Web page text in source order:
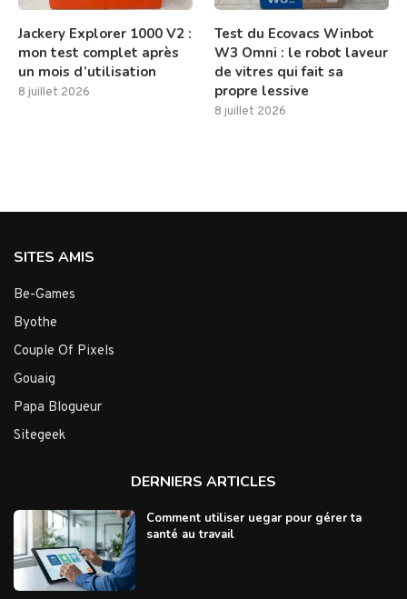
Jackery Explorer 1000 V2 :
mon test complet après
un mois d’utilisation
8 juillet 2026
Test du Ecovacs Winbot
W3 Omni : le robot laveur
de vitres qui fait sa
propre lessive
8 juillet 2026
SITES AMIS
Be-Games
Byothe
Couple Of Pixels
Gouaig
Papa Blogueur
Sitegeek
DERNIERS ARTICLES
Comment utiliser uegar pour gérer ta
santé au travail